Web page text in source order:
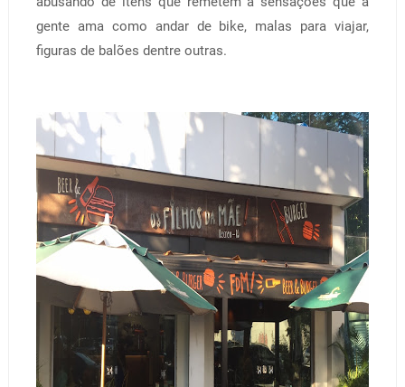
gente ama como andar de bike, malas para viajar,
figuras de balões dentre outras.